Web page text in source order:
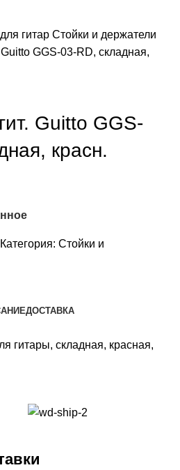
гитар Стойки и держатели
GGS-03-RD, складная,
Guitto GGS-
красн.
Категория: Стойки и
ДОСТАВКА
гитары, складная, красная,